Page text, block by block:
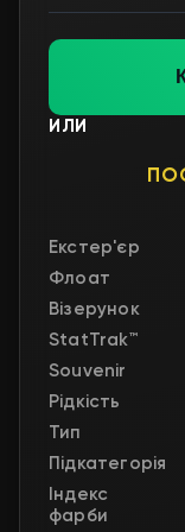
ИЛИ
Екстер'єр
Флоат
Візерунок
StatTrak™
Souvenir
Рідкість
Тип
Підкатегорія
Індекс
фарби